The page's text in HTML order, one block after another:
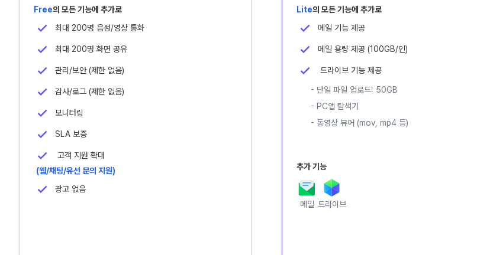
Free의 모든 기능에 추가로
최대 200명 음성/영상 통화
최대 200명 화면 공유
관리/보안 (제한 없음)
감사/로그 (제한 없음)
모니터링
SLA 보증
고객 지원 확대
(웹/채팅/유선 문의 지원)
광고 없음
Lite의 모든 기능에 추가로
메일 기능 제공
메일 용량 제공 (100GB/인)
드라이브 기능 제공
- 단일 파일 업로드: 50GB
- PC앱 탐색기
- 동영상 뷰어 (mov, mp4 등)
추가 기능
메일 드라이브